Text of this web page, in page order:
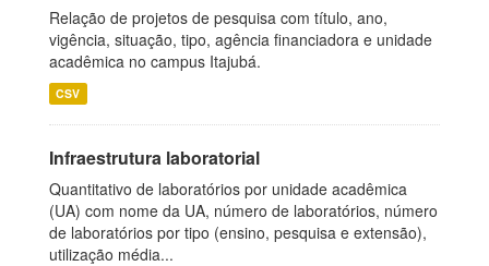
Relação de projetos de pesquisa com título, ano,
vigência, situação, tipo, agência financiadora e unidade
acadêmica no campus Itajubá.
CSV
Infraestrutura laboratorial
Quantitativo de laboratórios por unidade acadêmica
(UA) com nome da UA, número de laboratórios, número
de laboratórios por tipo (ensino, pesquisa e extensão),
utilização média...